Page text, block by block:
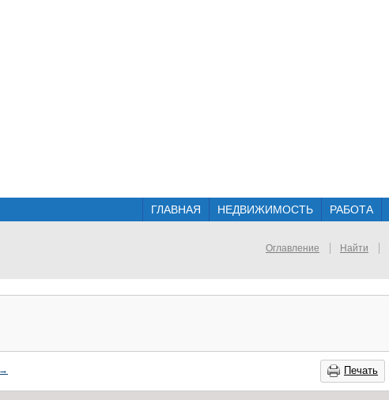
ГЛАВНАЯ НЕДВИЖИМОСТЬ РАБОТА
Оглавление Найти
Печать
→